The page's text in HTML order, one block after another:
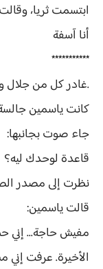
ابتسمت ثريا،
أنا آسفة
***********
.غادر كل من جلال
كانت ياسمين جالسة
جاء صوت بجانبها:
قاعدة لوحدك ليه؟
نظرت إلى مصدر
قالت ياسمين:
مفيش حاجة... إني
الأخيرة. عرفت